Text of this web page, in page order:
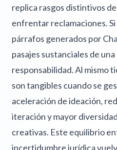
replica rasgos distintivos
enfrentar reclamaciones.
párrafos generados por
pasajes sustanciales de
responsabilidad. Al mismo
son tangibles cuando se
aceleración de ideación,
iteración y mayor
creativas. Este equilibrio
incertidumbre jurídica